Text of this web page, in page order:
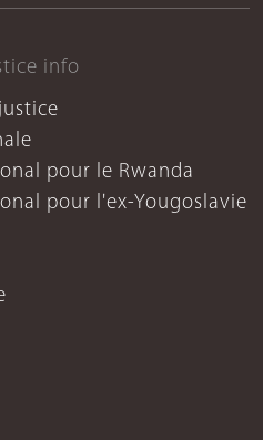
info
pour le Rwanda
pour l'ex-Yougoslavie